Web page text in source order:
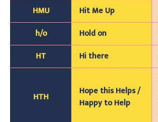
HMU
Hit Me Up
h/o
Hold on
HT
Hi there
HTH
Hope this Helps /
Happy to Help